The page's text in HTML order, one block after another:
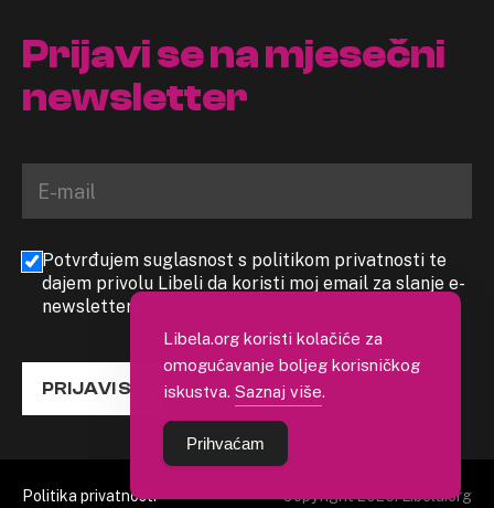
Prijavi se na mjesečni
newsletter
Potvrđujem suglasnost s politikom privatnosti te
dajem privolu Libeli da koristi moj email za slanje e-
newslettera
PRIJAVI SE
Politika privatnosti Copyright 2026. Libela.org
Libela.org koristi kolačiće za
omogućavanje boljeg korisničkog
iskustva. Saznaj više.
Prihvaćam